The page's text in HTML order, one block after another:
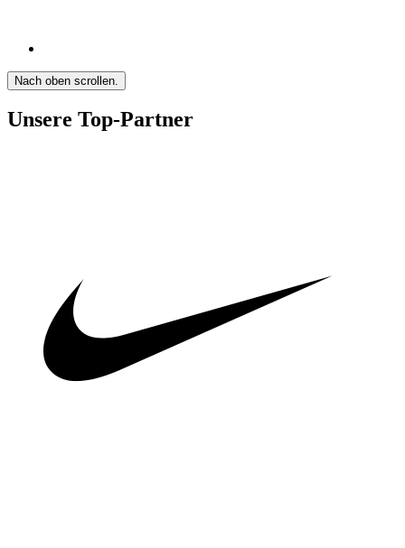
Nach oben scrollen.
Unsere Top-Partner